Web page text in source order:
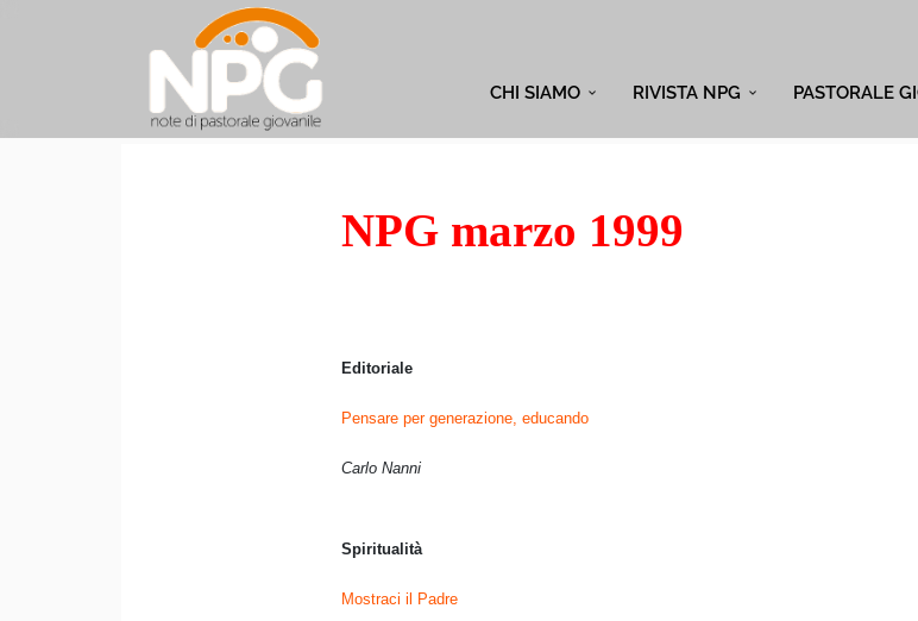
CHI SIAMO RIVISTA NPG PASTORALE
NPG marzo 1999
Editoriale
Pensare per generazione, educando
Carlo Nanni
Spiritualità
Mostraci il Padre